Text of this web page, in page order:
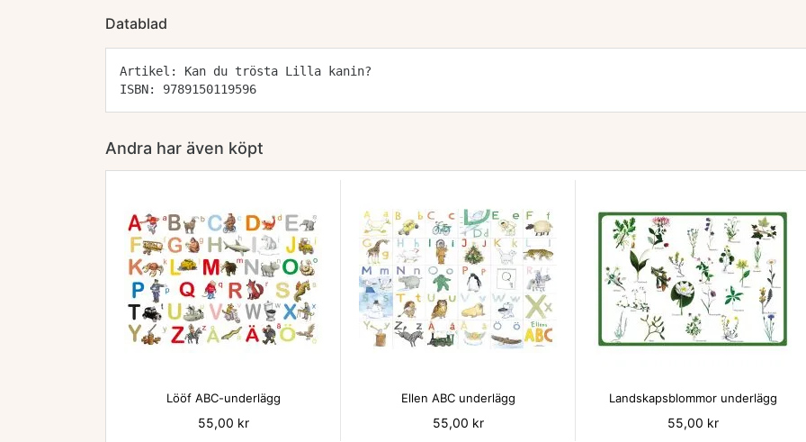
Datablad
Artikel: Kan du trösta Lilla kanin?
ISBN: 9789150119596
Andra har även köpt

Lööf ABC-underlägg
Pris
55,00 kr

Ellen ABC underlägg
Pris
55,00 kr
Landskapsblommor underlägg
Pris
55,00 kr